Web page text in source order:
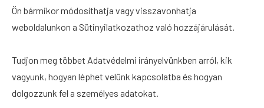
Ön bármikor módosíthatja vagy visszavonhatja
weboldalunkon a Sütinyilatkozathoz való hozzájárulását.
Tudjon meg többet Adatvédelmi irányelvünkben arról, kik
vagyunk, hogyan léphet velünk kapcsolatba és hogyan
dolgozzunk fel a személyes adatokat.